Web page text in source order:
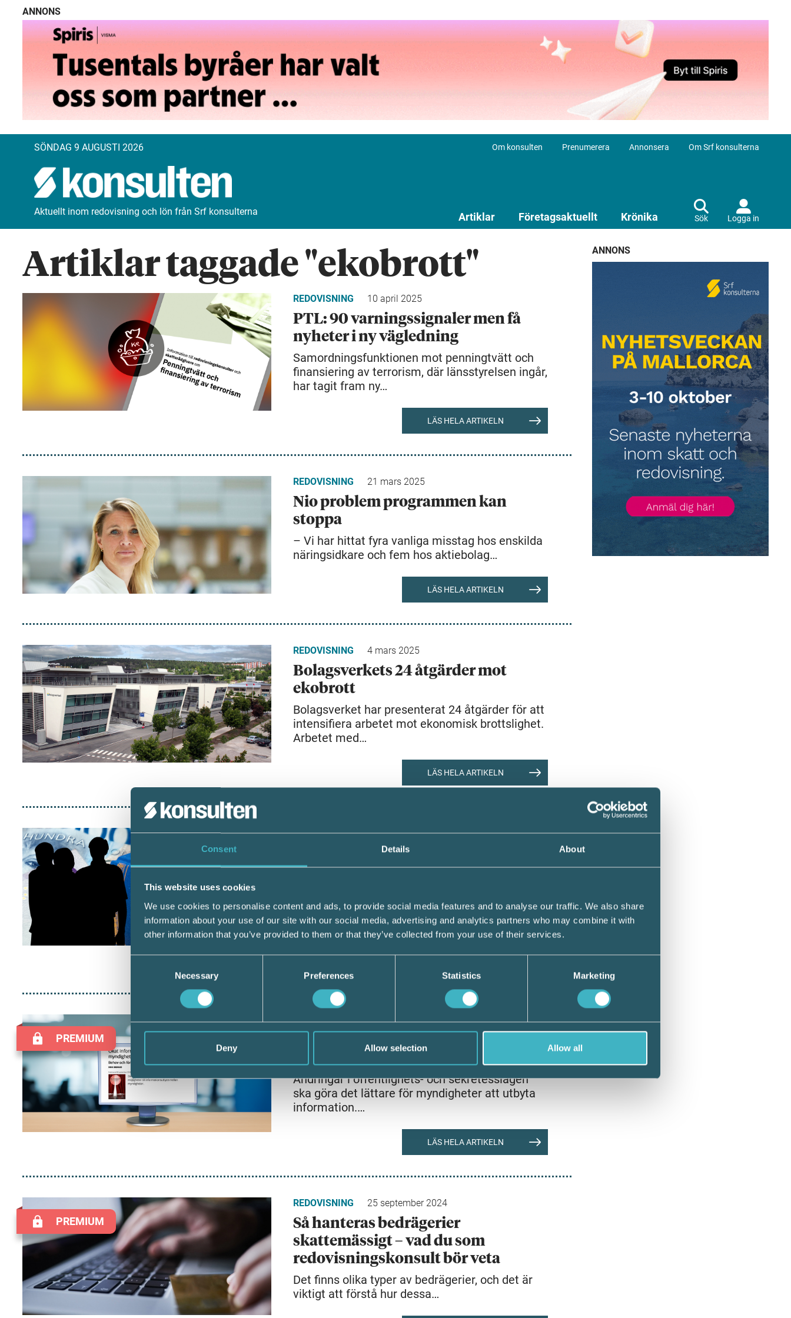
Consent Details About
This website uses cookies
We use cookies to personalise content and ads, to provide social media features and to analyse our traffic. We also share
information about your use of our site with our social media, advertising and analytics partners who may combine it with
other information that you’ve provided to them or that they’ve collected from your use of their services.
Necessary Preferences Statistics Marketing
Deny Allow selection Allow all
ANNONS
SÖNDAG 9 AUGUSTI 2026 Om konsulten Prenumerera Annonsera Om Srf konsulterna
Aktuellt inom redovisning och lön från Srf konsulterna Artiklar Företagsaktuellt Krönika Sök Logga in
Artiklar taggade "ekobrott"
REDOVISNING 10 april 2025
PTL: 90 varningssignaler men få
nyheter i ny vägledning
Samordningsfunktionen mot penningtvätt och
finansiering av terrorism, där länsstyrelsen ingår,
har tagit fram ny…
LÄS HELA ARTIKELN
REDOVISNING 21 mars 2025
Nio problem programmen kan
stoppa
– Vi har hittat fyra vanliga misstag hos enskilda
näringsidkare och fem hos aktiebolag…
LÄS HELA ARTIKELN
REDOVISNING 4 mars 2025
Bolagsverkets 24 åtgärder mot
ekobrott
Bolagsverket har presenterat 24 åtgärder för att
intensifiera arbetet mot ekonomisk brottslighet.
Arbetet med…
LÄS HELA ARTIKELN
BRANSCHAKTUELLT 22 november 2024
Bolag och Brott: Nya lagar ger
myndigheter skarpare verktyg mot
Regeringen har nu godkänt flera förslag från
utredningen "Bolag och Brott" och vid årsskiftet…
PREMIUM
BRANSCHAKTUELLT 10 oktober 2024
Utredare vill ändra sekretesslagar
Ändringar i offentlighets- och sekretesslagen
ska göra det lättare för myndigheter att utbyta
information.…
LÄS HELA ARTIKELN
PREMIUM
REDOVISNING 25 september 2024
Så hanteras bedrägerier
skattemässigt – vad du som
redovisningskonsult bör veta
Det finns olika typer av bedrägerier, och det är
viktigt att förstå hur dessa…
ANNONS